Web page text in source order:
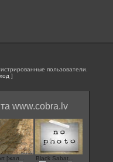
пользователи.
]
www.cobra.lv
[жал...
Black Sabat...